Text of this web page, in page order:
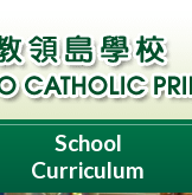
School
Curriculum